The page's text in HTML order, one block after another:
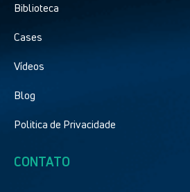
Biblioteca
Cases
Vídeos
Blog
Politica de Privacidade
CONTATO